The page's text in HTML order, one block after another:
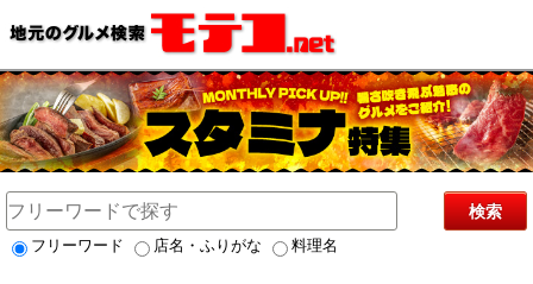
検索
フリーワード 店名・ふりがな 料理名